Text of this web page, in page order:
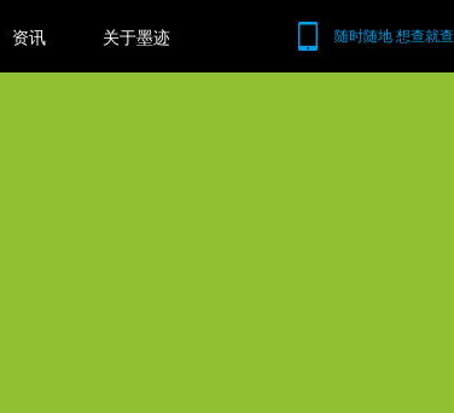
随时随地 想查就查
资讯 关于墨迹